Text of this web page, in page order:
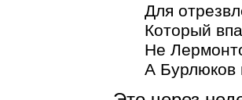
Для
Который
Не
А Бурлюков